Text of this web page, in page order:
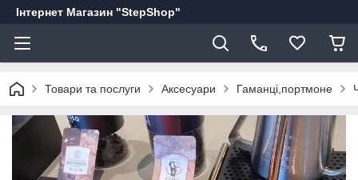
Інтернет Магазин "StepShop"
Товари та послуги Аксесуари Гаманці,портмоне